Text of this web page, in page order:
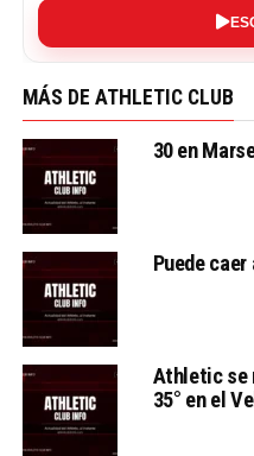
MÁS DE ATHLETIC CLUB
30 en
Puede caer
Athletic se
35° en el